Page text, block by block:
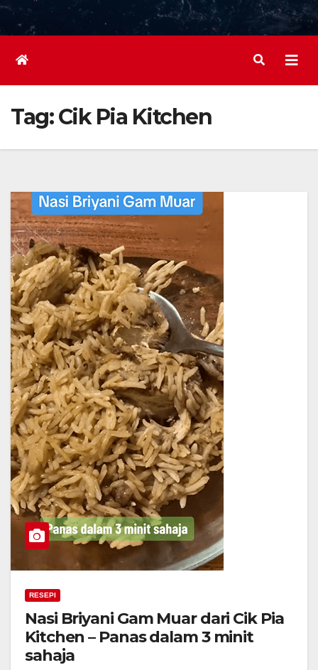
Tag:Cik Pia Kitchen
RESEPI
Nasi Briyani Gam Muar dari Cik Pia
Kitchen – Panas dalam 3 minit
sahaja